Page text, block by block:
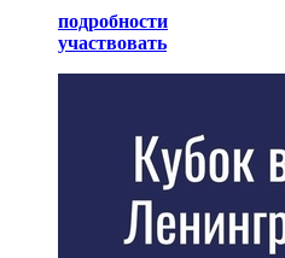
подробности
участвовать